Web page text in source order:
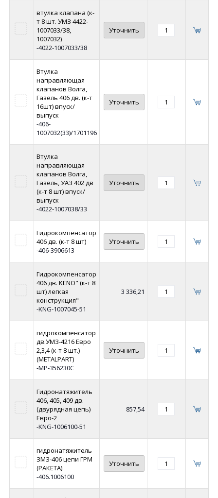
втулка клапана (к-
т 8 шт. УМЗ 4422-
1007033/38,
1007032)
-4022-1007033/38
Уточнить
Втулка
направляющая
клапанов Волга,
Газель 406 дв. (к-т
16шт) впуск/
выпуск
-406-
1007032(33)/1701196
Уточнить
Втулка
направляющая
клапанов Волга,
Газель, УАЗ 402 дв
(к-т 8 шт) впуск/
выпуск
-4022-1007038/33
Уточнить
Гидрокомпенсатор
406 дв. (к-т 8 шт)
-406-3906613
Уточнить
Гидрокомпенсатор
406 дв. KENO" (к-т 8
шт) легкая
конструкция"
-KNG-1007045-51
3 336,21
гидрокомпенсатор
дв.УМЗ-4216 Евро
2,3,4 (к-т 8 шт.)
(METALPART)
-MP-356230C
Уточнить
Гидронатяжитель
406, 405, 409 дв.
(двурядная цепь)
Евро-2
-KNG-1006100-51
857,54
гидронатяжитель
ЗМЗ-406 цепи ГРМ
(РАКЕТА)
-406.1006100
Уточнить